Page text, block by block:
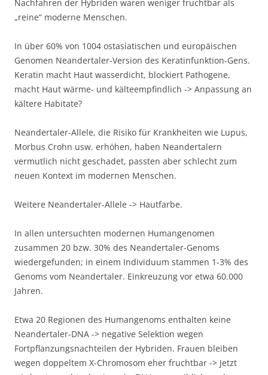
Nachfahren der Hybriden waren weniger fruchtbar als
„reine“ moderne Menschen.
In über 60% von 1004 ostasiatischen und europäischen
Genomen Neandertaler-Version des Keratinfunktion-Gens.
Keratin macht Haut wasserdicht, blockiert Pathogene,
macht Haut wärme- und kälteempfindlich -> Anpassung an
kältere Habitate?
Neandertaler-Allele, die Risiko für Krankheiten wie Lupus,
Morbus Crohn usw. erhöhen, haben Neandertalern
vermutlich nicht geschadet, passten aber schlecht zum
neuen Kontext im modernen Menschen.
Weitere Neandertaler-Allele -> Hautfarbe.
In allen untersuchten modernen Humangenomen
zusammen 20 bzw. 30% des Neandertaler-Genoms
wiedergefunden; in einem Individuum stammen 1-3% des
Genoms vom Neandertaler. Einkreuzung vor etwa 60.000
Jahren.
Etwa 20 Regionen des Humangenoms enthalten keine
Neandertaler-DNA -> negative Selektion wegen
Fortpflanzungsnachteilen der Hybriden. Frauen bleiben
wegen doppeltem X-Chromosom eher fruchtbar -> Jetzt